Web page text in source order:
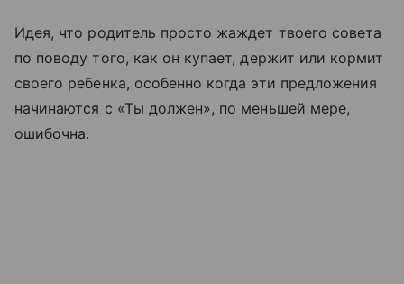
Идея, что родитель просто жаждет твоего совета
по поводу того, как он купает, держит или кормит
своего ребенка, особенно когда эти предложения
начинаются с «Ты должен», по меньшей мере,
ошибочна.